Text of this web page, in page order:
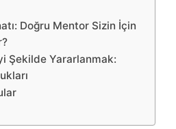
Doğru Mentor Sizin İçin
Şekilde Yararlanmak: